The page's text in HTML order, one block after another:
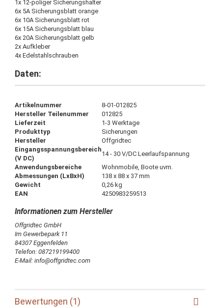
1x 12-poliger Sicherungshalter
6x 5A Sicherungsblatt orange
6x 10A Sicherungsblatt rot
6x 15A Sicherungsblatt blau
6x 20A Sicherungsblatt gelb
2x Aufkleber
4x Edelstahlschrauben
Daten:
Artikelnummer
8-01-012825
Hersteller Teilenummer
012825
Lieferzeit
1-3 Werktage
Produkttyp
Sicherungen
Hersteller
Offgridtec
Eingangsspannungsbereich
(V DC)
14 - 30 V/DC Leerlaufspannung
Anwendungsbereiche
Wohnmobile, Boote uvm.
Abmessungen (LxBxH)
138 x 88 x 37 mm
Gewicht
0,26 kg
EAN
4250983259513
Offgridtec GmbH
Im Gewerbepark 11
84307 Eggenfelden
Telefon: 087219199400
E-Mail: info@offgridtec.com
Bewertungen (1)